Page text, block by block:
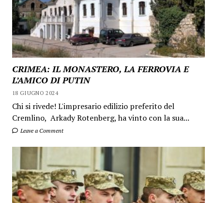
CRIMEA: IL MONASTERO, LA FERROVIA E
L’AMICO DI PUTIN
18 GIUGNO 2024
Chi si rivede! L'impresario edilizio preferito del
Cremlino, Arkady Rotenberg, ha vinto con la sua...
Leave a Comment